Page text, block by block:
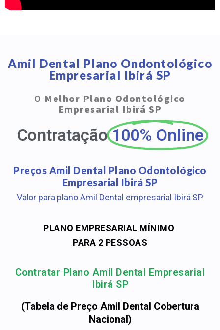
Amil Dental Plano Ondontológico
Empresarial Ibirá SP
O Melhor Plano Odontológico
Empresarial Ibirá SP
Contratação 100% Online
Preços Amil Dental Plano Odontológico
Empresarial Ibirá SP
Valor para plano Amil Dental empresarial Ibirá SP
PLANO EMPRESARIAL MÍNIMO
PARA 2 PESSOAS
Contratar Plano Amil Dental Empresarial
Ibirá SP
(Tabela de Preço Amil Dental Cobertura
Nacional)